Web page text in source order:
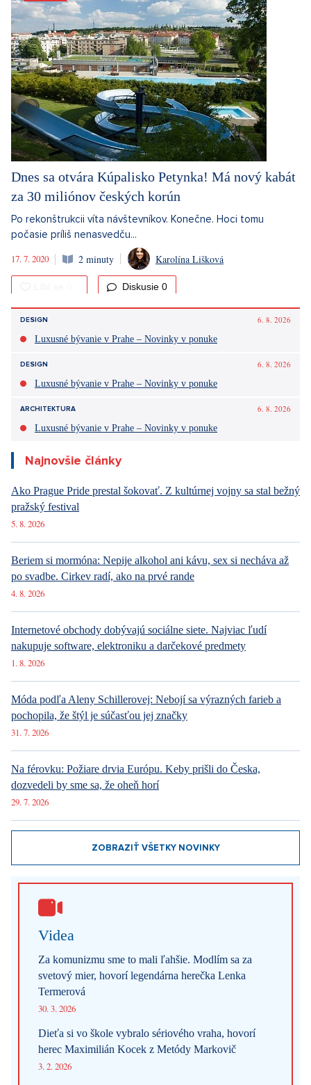
Dnes sa otvára Kúpalisko Petynka! Má nový kabát
za 30 miliónov českých korún
Po rekonštrukcii víta návštevníkov. Konečne. Hoci tomu
počasie príliš nenasvedču...
17. 7. 2020
2 minuty Karolína Lišková
Diskusie 0
‹ previous 1 2
ARCHITEKTURA
Luxusné bývanie v Prahe – Novinky v ponuke
Najnovšie články
pražský festival
5. 8. 2026
po svadbe. Cirkev radí, ako na prvé rande
4. 8. 2026
nakupuje software, elektroniku a darčekové predmety
1. 8. 2026
pochopila, že štýl je súčasťou jej značky
31. 7. 2026
dozvedeli by sme sa, že oheň horí
Videa
svetový mier, hovorí legendárna herečka Lenka
Termerová
30. 3. 2026